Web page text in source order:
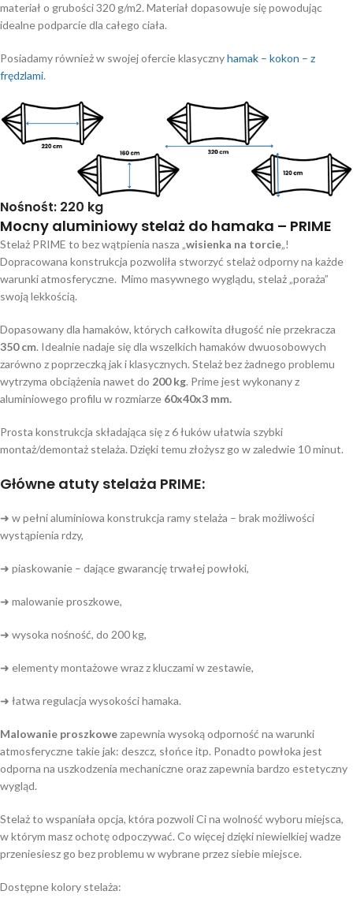
materiał o grubości 320 g/m2. Materiał dopasowuje się powodując
idealne podparcie dla całego ciała.
Posiadamy również w swojej ofercie klasycznyhamak – kokon – z
frędzlami.
Nośnośt: 220 kg
Mocny aluminiowy stelaż do hamaka – PRIME
Stelaż PRIME to bez wątpienia nasza „wisienka na torcie„!
Dopracowana konstrukcja pozwoliła stworzyć stelaż odporny na każde
warunki atmosferyczne. Mimo masywnego wyglądu, stelaż „poraża”
swoją lekkością.
Dopasowany dla hamaków, których całkowita długość nie przekracza
350 cm. Idealnie nadaje się dla wszelkich hamaków dwuosobowych
zarówno z poprzeczką jak i klasycznych. Stelaż bez żadnego problemu
wytrzyma obciążenia nawet do 200 kg. Prime jest wykonany z
aluminiowego profilu w rozmiarze 60x40x3 mm.
Prosta konstrukcja składająca się z 6 łuków ułatwia szybki
montaż/demontaż stelaża. Dzięki temu złożysz go w zaledwie 10 minut.
Główne atuty stelaża PRIME:
➜ w pełni aluminiowa konstrukcja ramy stelaża – brak możliwości
wystąpienia rdzy,
➜ piaskowanie – dające gwarancję trwałej powłoki,
➜ malowanie proszkowe,
➜ wysoka nośność, do 200 kg,
➜ elementy montażowe wraz z kluczami w zestawie,
➜ łatwa regulacja wysokości hamaka.
Malowanie proszkowezapewnia wysoką odporność na warunki
atmosferyczne takie jak: deszcz, słońce itp. Ponadto powłoka jest
odporna na uszkodzenia mechaniczne oraz zapewnia bardzo estetyczny
wygląd.
Stelaż to wspaniała opcja, która pozwoli Ci na wolność wyboru miejsca,
w którym masz ochotę odpoczywać. Co więcej dzięki niewielkiej wadze
przeniesiesz go bez problemu w wybrane przez siebie miejsce.
Dostępne kolory stelaża: